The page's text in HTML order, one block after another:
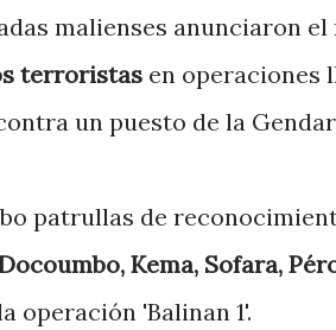
malienses anunciaron
terroristas en operaciones
un puesto de la
patrullas de
Kema, Sofara,
operación 'Balinan 1'.